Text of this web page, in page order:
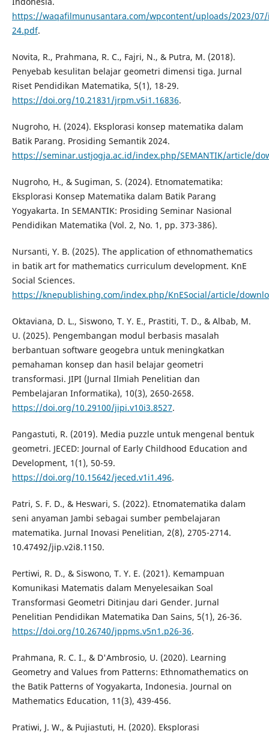
https://waqafilmunusantara.com/wpcontent/uploads/2023/
24.pdf.
Novita, R., Prahmana, R. C., Fajri, N., & Putra, M. (2018).
Penyebab kesulitan belajar geometri dimensi tiga. Jurnal
Riset Pendidikan Matematika, 5(1), 18-29.
https://doi.org/10.21831/jrpm.v5i1.16836.
Nugroho, H. (2024). Eksplorasi konsep matematika dalam
Batik Parang. Prosiding Semantik 2024.
https://seminar.ustjogja.ac.id/index.php/SEMANTIK/article/
Nugroho, H., & Sugiman, S. (2024). Etnomatematika:
Eksplorasi Konsep Matematika dalam Batik Parang
Yogyakarta. In SEMANTIK: Prosiding Seminar Nasional
Pendidikan Matematika (Vol. 2, No. 1, pp. 373-386).
Nursanti, Y. B. (2025). The application of ethnomathematics
in batik art for mathematics curriculum development. KnE
Social Sciences.
https://knepublishing.com/index.php/KnESocial/article/
Oktaviana, D. L., Siswono, T. Y. E., Prastiti, T. D., & Albab, M.
U. (2025). Pengembangan modul berbasis masalah
berbantuan software geogebra untuk meningkatkan
pemahaman konsep dan hasil belajar geometri
transformasi. JIPI (Jurnal Ilmiah Penelitian dan
Pembelajaran Informatika), 10(3), 2650-2658.
https://doi.org/10.29100/jipi.v10i3.8527.
Pangastuti, R. (2019). Media puzzle untuk mengenal bentuk
geometri. JECED: Journal of Early Childhood Education and
Development, 1(1), 50-59.
https://doi.org/10.15642/jeced.v1i1.496.
Patri, S. F. D., & Heswari, S. (2022). Etnomatematika dalam
seni anyaman Jambi sebagai sumber pembelajaran
matematika. Jurnal Inovasi Penelitian, 2(8), 2705-2714.
10.47492/jip.v2i8.1150.
Pertiwi, R. D., & Siswono, T. Y. E. (2021). Kemampuan
Komunikasi Matematis dalam Menyelesaikan Soal
Transformasi Geometri Ditinjau dari Gender. Jurnal
Penelitian Pendidikan Matematika Dan Sains, 5(1), 26-36.
https://doi.org/10.26740/jppms.v5n1.p26-36.
Prahmana, R. C. I., & D'Ambrosio, U. (2020). Learning
Geometry and Values from Patterns: Ethnomathematics on
the Batik Patterns of Yogyakarta, Indonesia. Journal on
Mathematics Education, 11(3), 439-456.
Pratiwi, J. W., & Pujiastuti, H. (2020). Eksplorasi